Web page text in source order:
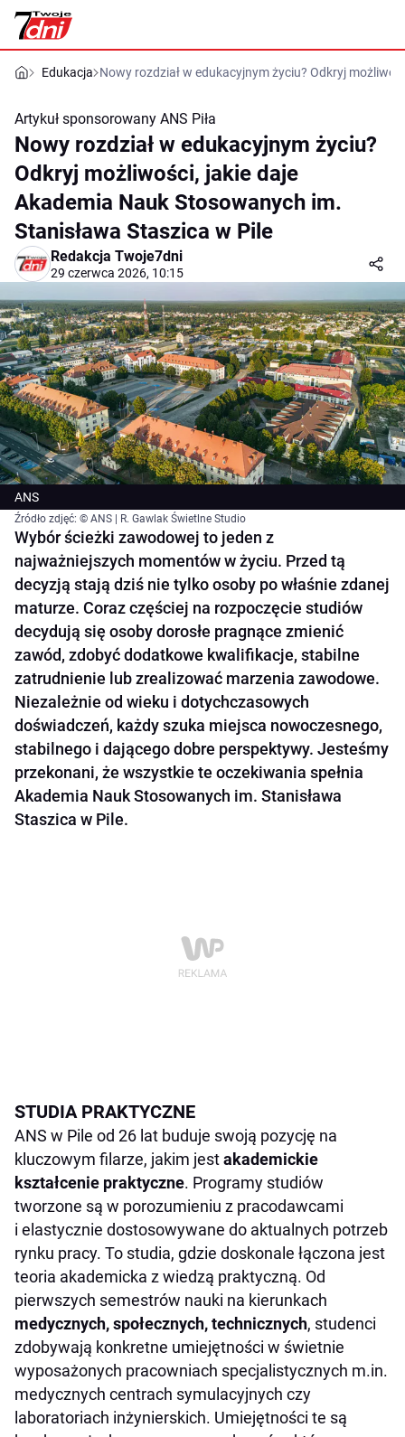
Edukacja Nowy rozdział w edukacyjnym życiu? Odkryj
Artykuł sponsorowany ANS Piła
Nowy rozdział w edukacyjnym życiu?
Odkryj możliwości, jakie daje
Akademia Nauk Stosowanych im.
Stanisława Staszica w Pile
Redakcja Twoje7dni
29 czerwca 2026, 10:15
ANS
Źródło zdjęć: © ANS | R. Gawlak Świetlne Studio
Wybór ścieżki zawodowej to jeden z
najważniejszych momentów w życiu. Przed tą
decyzją stają dziś nie tylko osoby po właśnie zdanej
maturze. Coraz częściej na rozpoczęcie studiów
decydują się osoby dorosłe pragnące zmienić
zawód, zdobyć dodatkowe kwalifikacje, stabilne
zatrudnienie lub zrealizować marzenia zawodowe.
Niezależnie od wieku i dotychczasowych
doświadczeń, każdy szuka miejsca nowoczesnego,
stabilnego i dającego dobre perspektywy. Jesteśmy
przekonani, że wszystkie te oczekiwania spełnia
Akademia Nauk Stosowanych im. Stanisława
Staszica w Pile.
STUDIA PRAKTYCZNE
ANS w Pile od 26 lat buduje swoją pozycję na
kluczowym filarze, jakim jestakademickie
kształcenie praktyczne. Programy studiów
tworzone są w porozumieniu z pracodawcami
i elastycznie dostosowywane do aktualnych potrzeb
rynku pracy. To studia, gdzie doskonale łączona jest
teoria akademicka z wiedzą praktyczną. Od
pierwszych semestrów nauki na kierunkach
medycznych, społecznych, technicznych, studenci
zdobywają konkretne umiejętności w świetnie
wyposażonych pracowniach specjalistycznych m.in.
medycznych centrach symulacyjnych czy
laboratoriach inżynierskich. Umiejętności te są